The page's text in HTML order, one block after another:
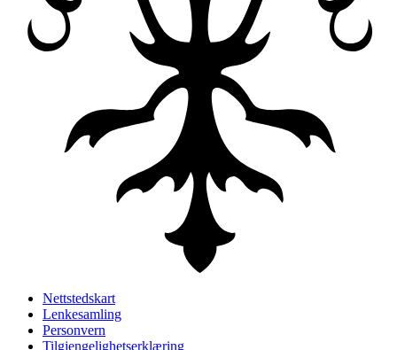
Nettstedskart
Lenkesamling
Personvern
Tilgjengelighetserklæring